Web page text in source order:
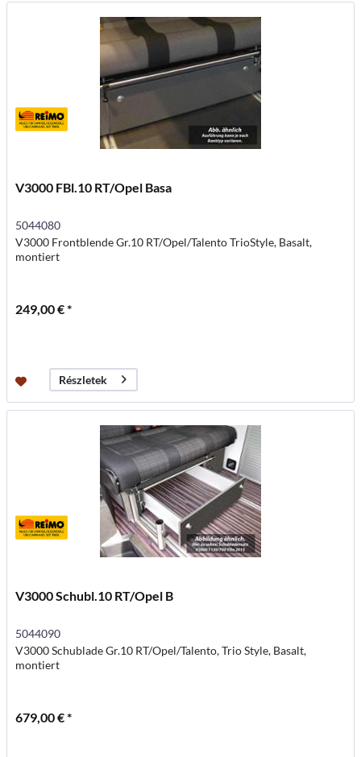
V3000 FBl.10 RT/Opel Basa
5044080
V3000 Frontblende Gr.10 RT/Opel/Talento TrioStyle, Basalt,
montiert
249,00 € *
Részletek
V3000 Schubl.10 RT/Opel B
5044090
V3000 Schublade Gr.10 RT/Opel/Talento, Trio Style, Basalt,
montiert
679,00 € *